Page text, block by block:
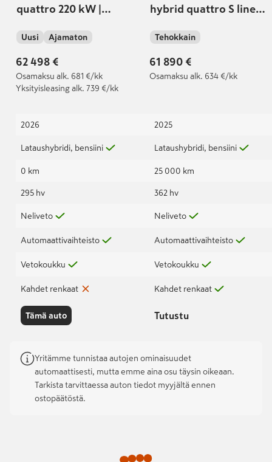
quattro 220 kW |
Nahkaverhoilu | Matrix
LED | Sähkösäätöisest
istuimet
Uusi Ajamaton
62 498 €
Osamaksu alk. 681 €/kk
Yksityisleasing alk. 739 €/kk
2026
Lataushybridi, bensiini
0 km
295 hv
Neliveto
Automaattivaihteisto
Vetokoukku
Kahdet renkaat
Tämä auto
hybrid quattro S line
Ennakkomyynnissä |
Audi jatkotakuu 100
000km / 5-vuotta |
Tehokkain
61 890 €
Osamaksu alk. 634 €/kk
2025
Lataushybridi, bensiini
25 000 km
362 hv
Neliveto
Automaattivaihteisto
Vetokoukku
Kahdet renkaat
Tutustu
Yritämme tunnistaa autojen ominaisuudet
automaattisesti, mutta emme aina osu täysin oikeaan.
Tarkista tarvittaessa auton tiedot myyjältä ennen
ostopäätöstä.